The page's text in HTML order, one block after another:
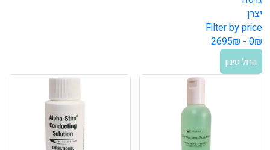
יצרן
Filter by price
0₪ - 2695₪
החל סינון